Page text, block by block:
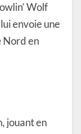
Wolf
envoie une
Nord en
jouant en